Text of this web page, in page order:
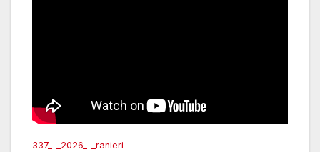
337_-_2026_-_ranieri-